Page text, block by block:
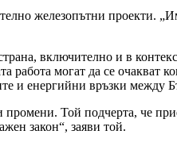
железопътни проекти.
включително и в
могат да се очакват
и енергийни връзки между
Той подчерта, че
закон“, заяви той.